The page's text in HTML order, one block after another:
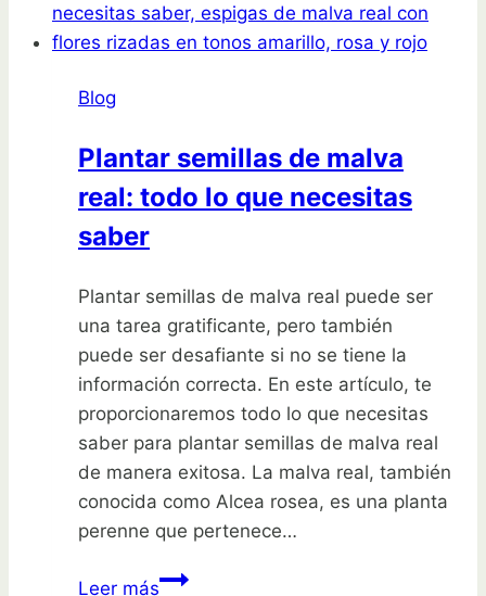
Blog
Plantar semillas de malva
real: todo lo que necesitas
saber
Plantar semillas de malva real puede ser
una tarea gratificante, pero también
puede ser desafiante si no se tiene la
información correcta. En este artículo, te
proporcionaremos todo lo que necesitas
saber para plantar semillas de malva real
de manera exitosa. La malva real, también
conocida como Alcea rosea, es una planta
perenne que pertenece…
Leer másPlantar